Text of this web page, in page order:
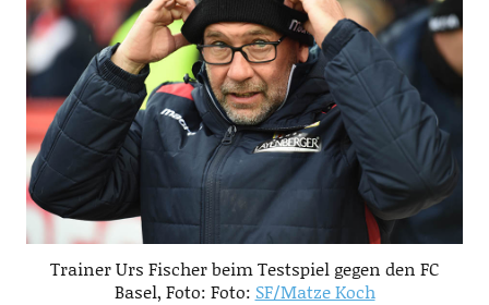
Trainer Urs Fischer beim Testspiel gegen den FC
Basel, Foto: Foto: SF/Matze Koch